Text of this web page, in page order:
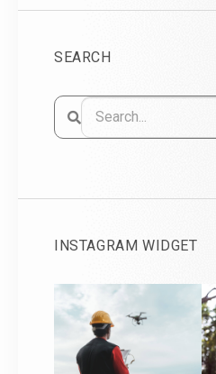
SEARCH
INSTAGRAM WIDGET